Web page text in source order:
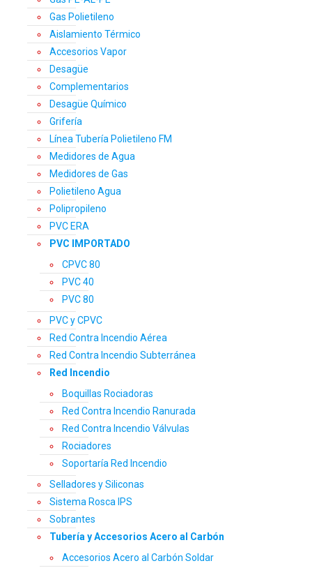
Gas Polietileno
Aislamiento Térmico
Accesorios Vapor
Desagüe
Complementarios
Desagüe Químico
Grifería
Línea Tubería Polietileno FM
Medidores de Agua
Medidores de Gas
Polietileno Agua
Polipropileno
PVC ERA
PVC IMPORTADO
CPVC 80
PVC 40
PVC 80
PVC y CPVC
Red Contra Incendio Aérea
Red Contra Incendio Subterránea
Red Incendio
Boquillas Rociadoras
Red Contra Incendio Ranurada
Red Contra Incendio Válvulas
Rociadores
Soportaría Red Incendio
Selladores y Siliconas
Sistema Rosca IPS
Sobrantes
Tubería y Accesorios Acero al Carbón
Accesorios Acero al Carbón Soldar